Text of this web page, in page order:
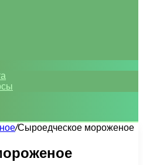
/Сыроедческое мороженое